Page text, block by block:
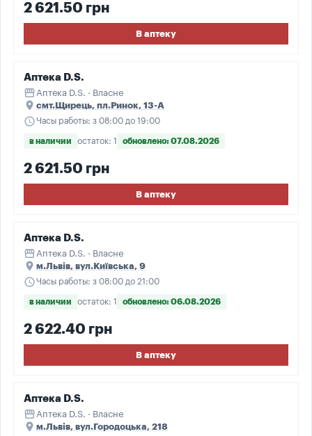
2 621.50 грн
В аптеку
Аптека D.S.
storefront Аптека D.S. · Власне
place смт.Щирець, пл.Ринок, 13-А
scheduleЧасы работы: з 08:00 до 19:00
в наличии остаток: 1 обновлено: 07.08.2026
2 621.50 грн
В аптеку
Аптека D.S.
storefront Аптека D.S. · Власне
place м.Львів, вул.Київська, 9
scheduleЧасы работы: з 08:00 до 21:00
в наличии остаток: 1 обновлено: 06.08.2026
2 622.40 грн
В аптеку
Аптека D.S.
storefront Аптека D.S. · Власне
place м.Львів, вул.Городоцька, 218